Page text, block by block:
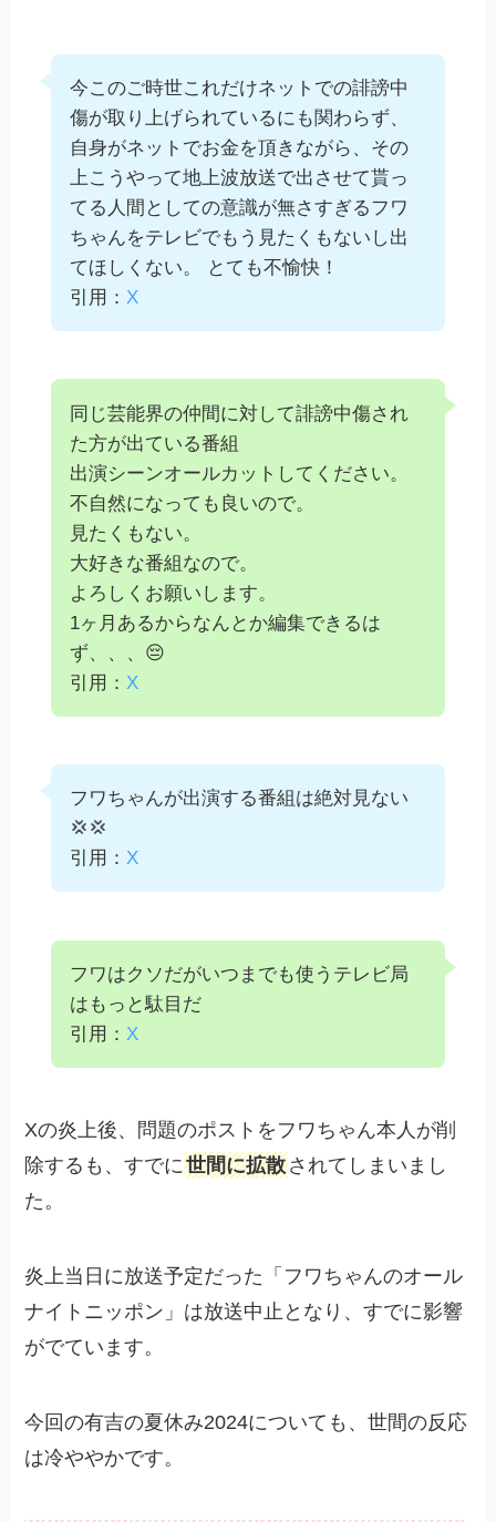
今このご時世これだけネットでの誹謗中
傷が取り上げられているにも関わらず、
自身がネットでお金を頂きながら、その
上こうやって地上波放送で出させて貰っ
てる人間としての意識が無さすぎるフワ
ちゃんをテレビでもう見たくもないし出
てほしくない。 とても不愉快！
引用： X
同じ芸能界の仲間に対して誹謗中傷され
た方が出ている番組
出演シーンオールカットしてください。
不自然になっても良いので。
見たくもない。
大好きな番組なので。
よろしくお願いします。
1ヶ月あるからなんとか編集できるは
ず、、、😔
引用： X
フワちゃんが出演する番組は絶対見ない
💢💢
引用：X
フワはクソだがいつまでも使うテレビ局
はもっと駄目だ
引用：X
Xの炎上後、問題のポストをフワちゃん本人が削
除するも、すでに世間に拡散されてしまいまし
た。
炎上当日に放送予定だった「フワちゃんのオール
ナイトニッポン」は放送中止となり、すでに影響
がでています。
今回の有吉の夏休み2024についても、世間の反応
は冷ややかです。